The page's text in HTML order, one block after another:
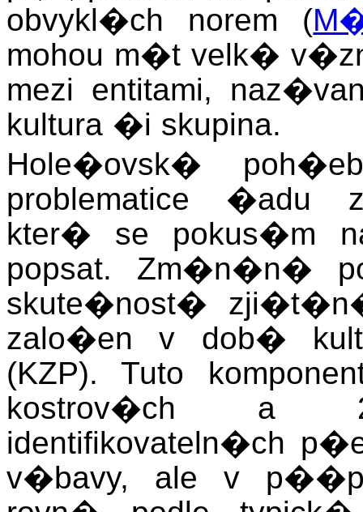
obvykl�ch norem (
mohou m�t velk�
mezi entitami,
kultura �i skupina.
Hole�ovsk�
problematice �adu
kter� se pokus�m
popsat. Zm�n�n�
skute�nost�
zalo�en v dob�
(KZP). Tuto
kostrov�ch a
identifikovateln�ch
v�bavy, ale v